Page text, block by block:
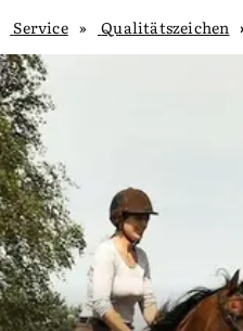
Qualitätszeichen
Service